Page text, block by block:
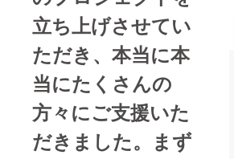
立ち上げさせてい
ただき、本当に本
当にたくさんの
方々にご支援いた
だきました。まず